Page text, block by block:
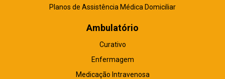
Planos de Assistência Médica Domiciliar
Ambulatório
Curativo
Enfermagem
Medicação Intravenosa